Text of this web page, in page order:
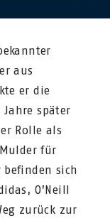
aus
er die
später
Rolle als
für
befinden sich
O’Neill
zurück zur